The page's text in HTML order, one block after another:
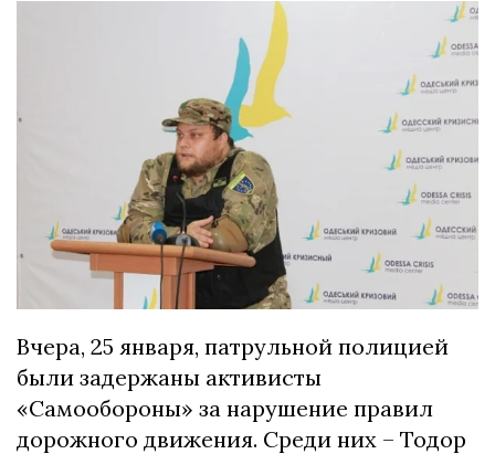
Вчера, 25 января, патрульной полицией
были задержаны активисты
«Самообороны» за нарушение правил
дорожного движения. Среди них – Тодор